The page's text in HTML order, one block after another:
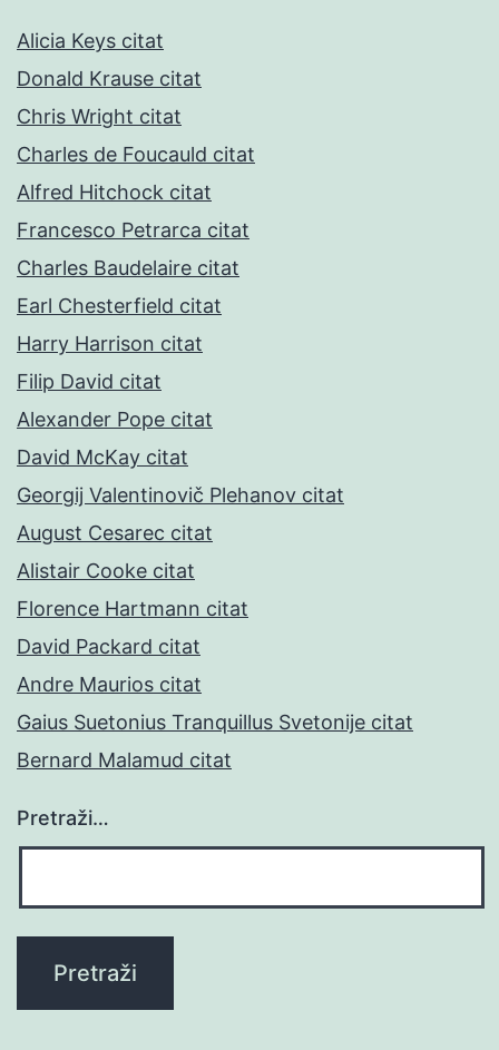
Alicia Keys citat
Donald Krause citat
Chris Wright citat
Charles de Foucauld citat
Alfred Hitchock citat
Francesco Petrarca citat
Charles Baudelaire citat
Earl Chesterfield citat
Harry Harrison citat
Filip David citat
Alexander Pope citat
David McKay citat
Georgij Valentinovič Plehanov citat
August Cesarec citat
Alistair Cooke citat
Florence Hartmann citat
David Packard citat
Andre Maurios citat
Gaius Suetonius Tranquillus Svetonije citat
Bernard Malamud citat
Pretraži…